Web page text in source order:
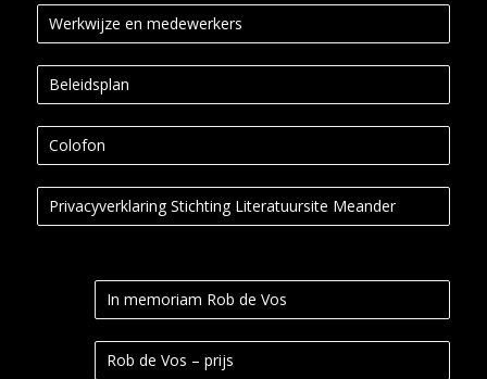
Werkwijze en medewerkers
Beleidsplan
Colofon
Privacyverklaring Stichting Literatuursite Meander
In memoriam Rob de Vos
Rob de Vos – prijs